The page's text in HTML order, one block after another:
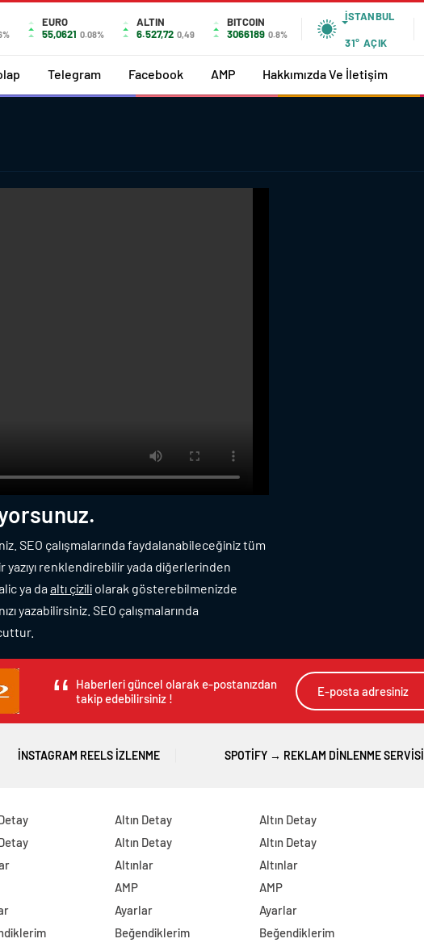
EURO
55,0621 0.08%
ALTIN
6.527,72 0,49
BITCOIN
3066189 0.8%
İSTANBUL
31° AÇIK
Telegram Facebook AMP Hakkımızda Ve İletişim
SEO çalışmalarında faydalanabileceğiniz tüm
renklendirebilir yada diğerlerinden
ya da altı çizili olarak gösterebilmenizde
yazabilirsiniz. SEO çalışmalarında
Haberleri güncel olarak e-postanızdan
takip edebilirsiniz !
İNSTAGRAM REELS İZLENME SPOTIFY → REKLAM DINLENME SERVISI
Altın Detay
Altın Detay
Altınlar
AMP
Ayarlar
Beğendiklerim
Altın Detay
Altın Detay
Altınlar
AMP
Ayarlar
Beğendiklerim